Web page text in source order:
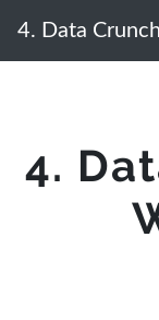
4. Data
4.